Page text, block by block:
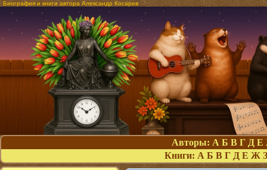
Биография и книги автора Александр Косарев
Авторы: А Б В Г Д Е
Книги: А Б В Г Д Е Ж З